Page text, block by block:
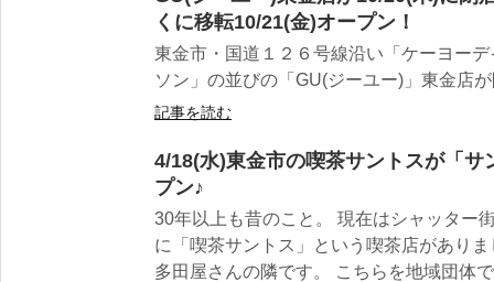
くに移転10/21(金)オープン！
東金市・国道１２６号線沿い「ケーヨー
ソン」の並びの「GU(ジーユー)」東金店
記事を読む
4/18(水)東金市の喫茶サントスが「
プン♪
30年以上も昔のこと。 現在はシャッター
に「喫茶サントス」という喫茶店があり
多田屋さんの隣です。 こちらを地域団体